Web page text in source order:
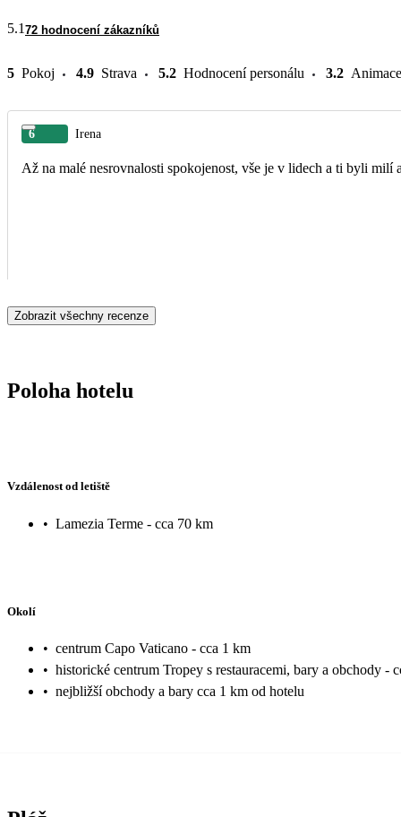
5.1 72 hodnocení zákazníků
5 Pokoj 4.9 Strava 5.2 Hodnocení personálu 3.2 Animace
6 Irena
Až na malé nesrovnalosti spokojenost, vše je v lidech a ti byli milí
Zobrazit všechny recenze
Poloha hotelu
Vzdálenost od letiště
• Lamezia Terme - cca 70 km
Okolí
• centrum Capo Vaticano - cca 1 km
• historické centrum Tropey s restauracemi, bary a obchody -
• nejbližší obchody a bary cca 1 km od hotelu